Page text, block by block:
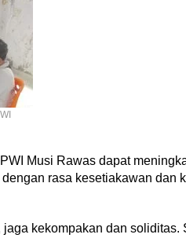
Musi Rawas dapat
rasa kesetiakawan dan
kekompakan dan